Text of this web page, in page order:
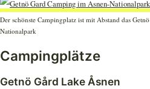
Der schönste Campingplatz ist mit Abstand das
Nationalpark
Campingplätze
Getnö Gård Lake Åsnen